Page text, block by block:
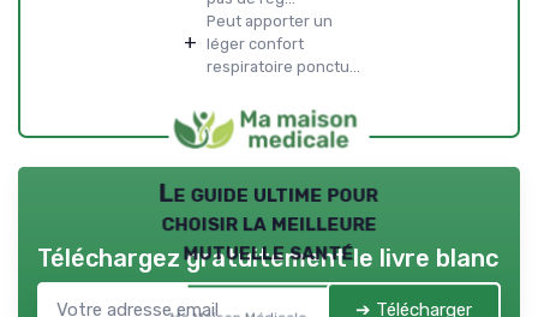
+
Peut apporter un
léger confort
respiratoire ponctu...
Le guide ultime pour
choisir la meilleure
mutuelle santé
Téléchargez gratuitement le livre blanc
➔ Télécharger